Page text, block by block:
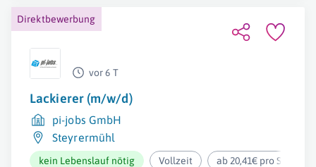
Direktbewerbung
vor 6 T
Lackierer (m/w/d)
pi-jobs GmbH
Steyrermühl
kein Lebenslauf nötig Vollzeit ab 20,41€ pro Stunde